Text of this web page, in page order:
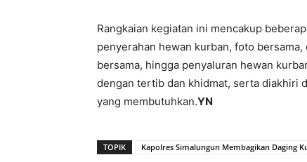
Rangkaian kegiatan ini mencakup
penyerahan hewan kurban, foto
bersama, hingga penyaluran hewan
dengan tertib dan khidmat, serta diakhiri
yang membutuhkan.YN
TOPIK Kapolres Simalungun Membagikan Daging